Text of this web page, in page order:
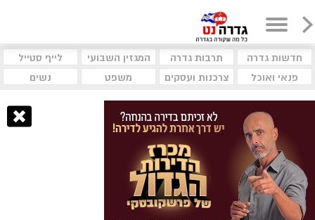
חדשות גדרה תרבות גדרה המגזין השבועי
לייף סטייל
פנאי ואוכל
צרכנות ועסקים משפט נשים